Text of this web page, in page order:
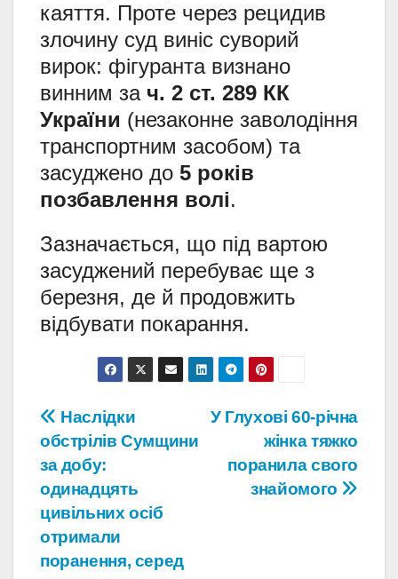
каяття. Проте через рецидив
злочину суд виніс суворий
вирок: фігуранта визнано
винним за ч. 2 ст. 289 КК
України (незаконне заволодіння
транспортним засобом) та
засуджено до 5 років
позбавлення волі.
Зазначається, що під вартою
засуджений перебуває ще з
березня, де й продовжить
відбувати покарання.
Навігація
записів
У Глухові 60-річна
жінка тяжко
поранила свого
знайомого
Наслідки
обстрілів Сумщини
за добу:
одинадцять
цивільних осіб
отримали
поранення, серед